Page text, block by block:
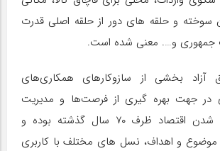
سوخته و حلقه های دور از حلقه اصلی قدرت
جمهوری و…. معنی شده است.
آزاد بخشی از سازوکارهای همکاری‌های
در جهت بهره گیری از فرصت‌ها و مدیریت
چالش‌های جهانی شدن اقتصاد ظرف ۷۰ سال گذشته بوده و
موضوع و اهداف، نسل های مختلف با کاربری